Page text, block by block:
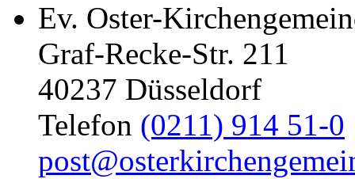
Ev. Oster-
Graf-Recke-Str. 211
40237 Düsseldorf
Telefon (0211) 914 51-0